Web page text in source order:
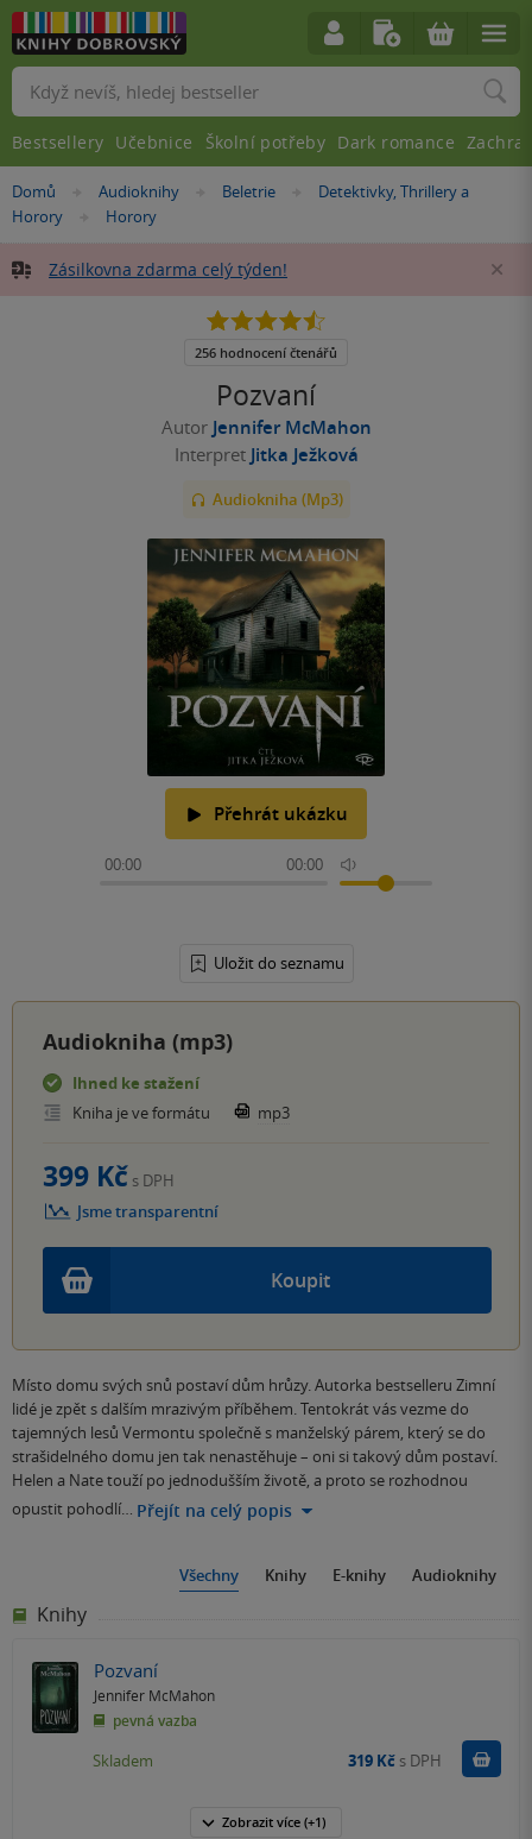
Nacházíte
se
Domů »Audioknihy »
Beletrie »
Detektivky, Thrillery a
Horory
»Horory
Zásilkovna zdarma celý týden!
Pozvaní
Autor Jennifer McMahon
Interpret Jitka Ježková
Audiokniha (Mp3)
Přehrát ukázku
00:00 00:00
Uložit do seznamu
4.5
5
256 hodnocení čtenářů
Audiokniha (mp3)
Ihned ke stažení
Kniha je ve formátu
mp3
Koupit
399 Kč s DPH
Jsme transparentní
Místo domu svých snů postaví dům hrůzy. Autorka bestselleru Zimní
lidé je zpět s dalším mrazivým příběhem. Tentokrát vás vezme do
tajemných lesů Vermontu společně s manželský párem, který se do
strašidelného domu jen tak nenastěhuje – oni si takový dům postaví.
Helen a Nate touží po jednodušším životě, a proto se rozhodnou
opustit pohodlí… Přejít na celý popis
Všechny Knihy E-knihy Audioknihy
Knihy
Pozvaní
Jennifer McMahon
pevná vazba
Skladem 319 Kč s DPH
Zobrazit více (+1)
Vyhledávání
Bestsellery Učebnice Školní potřeby Dark romance